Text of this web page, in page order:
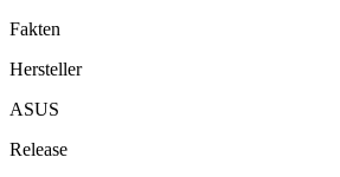
Fakten
Hersteller
ASUS
Release